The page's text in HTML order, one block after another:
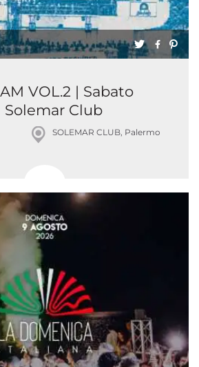
VOL.2 | Sabato
Solemar Club
SOLEMAR CLUB, Palermo